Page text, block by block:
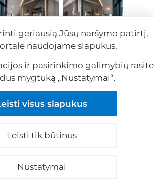
geriausią Jūsų naršymo patirtį,
naudojame slapukus.
ir pasirinkimo galimybių rasite
mygtuką „Nustatymai“.
visus slapukus
Leisti tik būtinus
Nustatymai